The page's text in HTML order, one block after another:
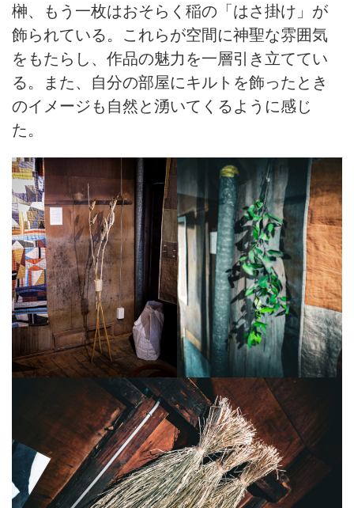
榊、もう一枚はおそらく稲の「はさ掛け」が
飾られている。これらが空間に神聖な雰囲気
をもたらし、作品の魅力を一層引き立ててい
る。また、自分の部屋にキルトを飾ったとき
のイメージも自然と湧いてくるように感じ
た。